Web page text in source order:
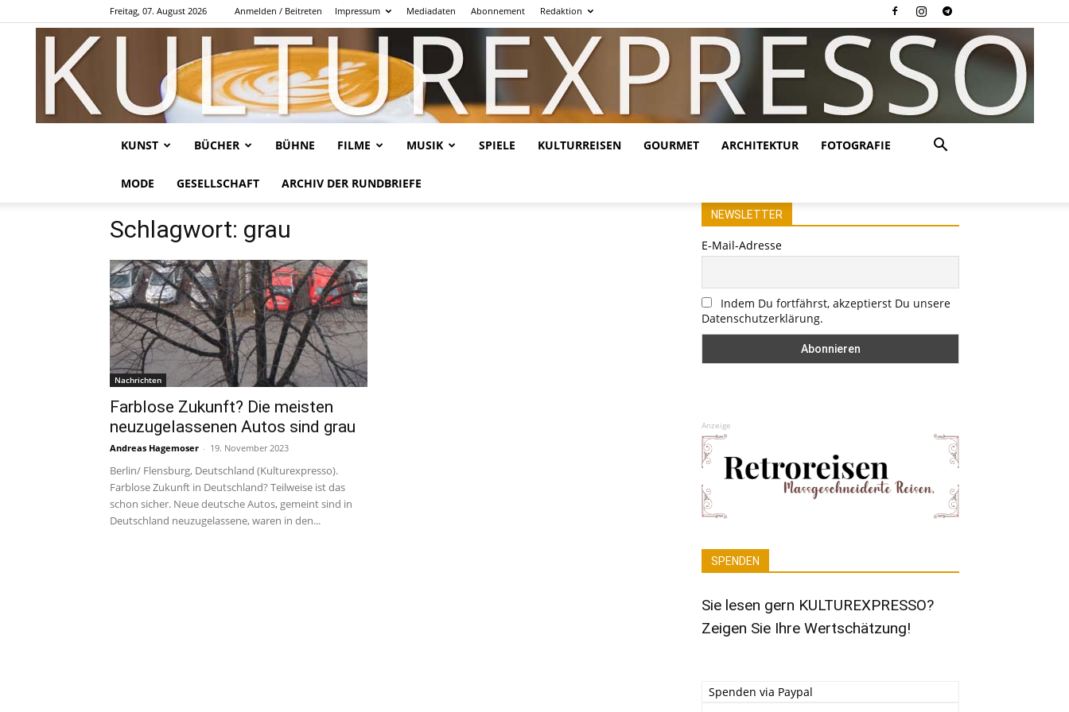
Freitag, 07. August 2026 Anmelden / Beitreten Impressum Mediadaten Abonnement Redaktion
KUNST BÜCHER BÜHNE FILME MUSIK SPIELE KULTURREISEN GOURMET ARCHITEKTUR FOTOGRAFIE
MODE GESELLSCHAFT ARCHIV DER RUNDBRIEFE
Schlagwort: grau
Nachrichten
Farblose Zukunft? Die meisten
neuzugelassenen Autos sind grau
Andreas Hagemoser - 19. November 2023
Berlin/ Flensburg, Deutschland (Kulturexpresso).
Farblose Zukunft in Deutschland? Teilweise ist das
schon sicher. Neue deutsche Autos, gemeint sind in
Deutschland neuzugelassene, waren in den...
NEWSLETTER
E-Mail-Adresse
Indem Du fortfährst, akzeptierst Du unsere
Datenschutzerklärung.
Anzeige
SPENDEN
Sie lesen gern KULTUREXPRESSO?
Zeigen Sie Ihre Wertschätzung!
Spenden via Paypal